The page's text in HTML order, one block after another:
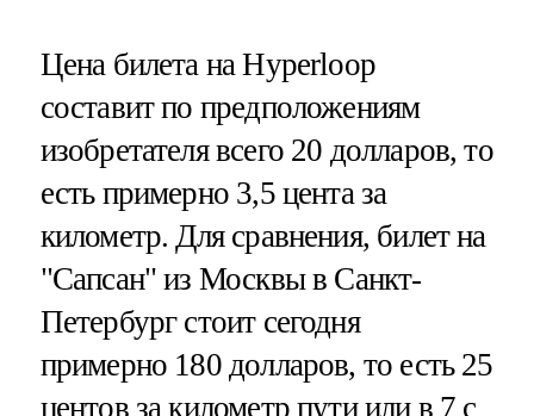
Цена билета на Hyperloop
составит по предположениям
изобретателя всего 20 долларов, то
есть примерно 3,5 цента за
километр. Для сравнения, билет на
"Сапсан" из Москвы в Санкт-
Петербург стоит сегодня
примерно 180 долларов, то есть 25
центов за километр пути или в 7 с